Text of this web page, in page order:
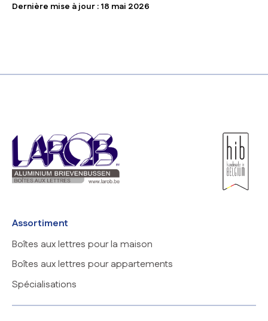
Dernière mise à jour : 18 mai 2026
Assortiment
Boîtes aux lettres pour la maison
Boîtes aux lettres pour appartements
Spécialisations